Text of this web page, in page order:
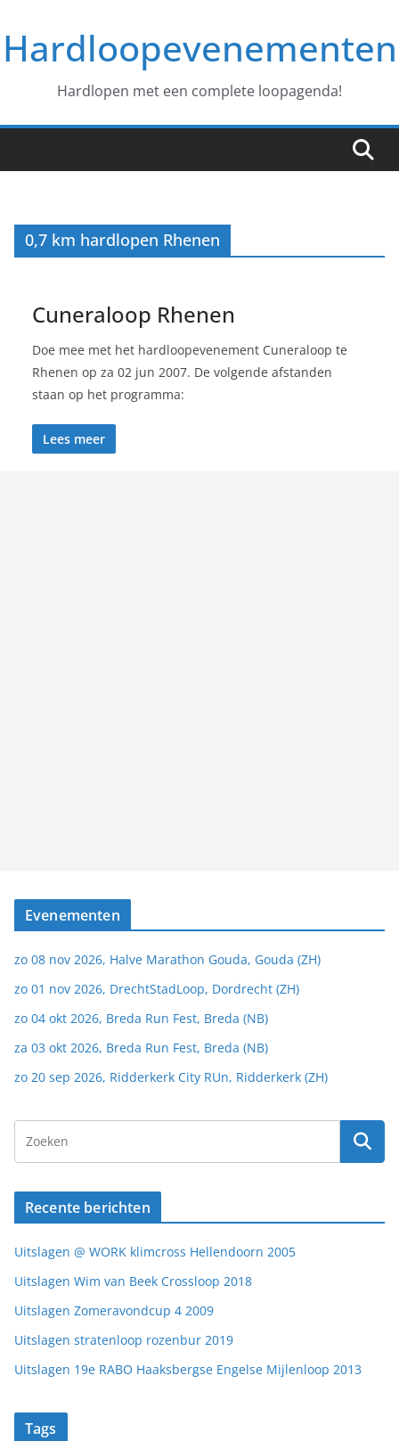
naar
deHardloopevenementen
Hardlopen met een complete loopagenda!
0,7 km hardlopen Rhenen
Cuneraloop Rhenen
Doe mee met het hardloopevenement Cuneraloop te
Rhenen op za 02 jun 2007. De volgende afstanden
staan op het programma:
Lees meer
Evenementen
zo 08 nov 2026, Halve Marathon Gouda, Gouda (ZH)
zo 01 nov 2026, DrechtStadLoop, Dordrecht (ZH)
zo 04 okt 2026, Breda Run Fest, Breda (NB)
za 03 okt 2026, Breda Run Fest, Breda (NB)
zo 20 sep 2026, Ridderkerk City RUn, Ridderkerk (ZH)
Recente berichten
Uitslagen @ WORK klimcross Hellendoorn 2005
Uitslagen Wim van Beek Crossloop 2018
Uitslagen Zomeravondcup 4 2009
Uitslagen stratenloop rozenbur 2019
Uitslagen 19e RABO Haaksbergse Engelse Mijlenloop 2013
Tags